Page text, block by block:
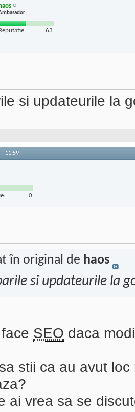
haos
63
si updateurile la
11:59
0
în original de haos
si updateurile la
SEO daca
stii ca au avut
ai vrea sa se